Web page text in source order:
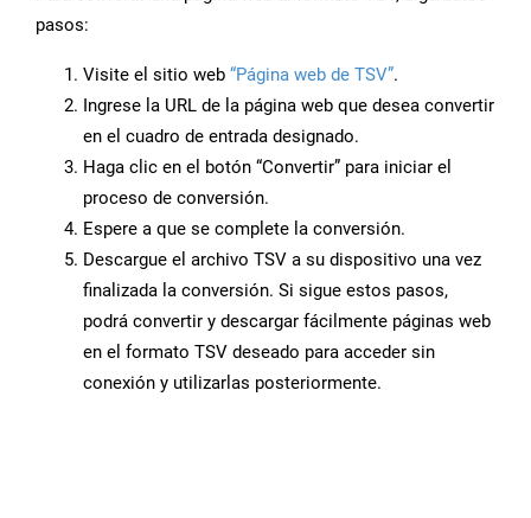
pasos:
Visite el sitio web “Página web de TSV”.
Ingrese la URL de la página web que desea convertir
en el cuadro de entrada designado.
Haga clic en el botón “Convertir” para iniciar el
proceso de conversión.
Espere a que se complete la conversión.
Descargue el archivo TSV a su dispositivo una vez
finalizada la conversión. Si sigue estos pasos,
podrá convertir y descargar fácilmente páginas web
en el formato TSV deseado para acceder sin
conexión y utilizarlas posteriormente.